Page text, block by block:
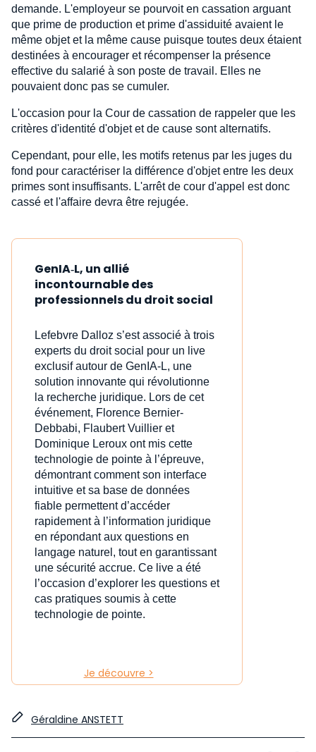
demande. L'employeur se pourvoit en cassation arguant
que prime de production et prime d'assiduité avaient le
même objet et la même cause puisque toutes deux étaient
destinées à encourager et récompenser la présence
effective du salarié à son poste de travail. Elles ne
pouvaient donc pas se cumuler.
L'occasion pour la Cour de cassation de rappeler que les
critères d'identité d'objet et de cause sont alternatifs.
Cependant, pour elle, les motifs retenus par les juges du
fond pour caractériser la différence d'objet entre les deux
primes sont insuffisants. L'arrêt de cour d'appel est donc
cassé et l'affaire devra être rejugée.
GenIA‑L, un allié
incontournable des
professionnels du droit social
Lefebvre Dalloz s’est associé à trois
experts du droit social pour un live
exclusif autour de GenIA‑L, une
solution innovante qui révolutionne
la recherche juridique. Lors de cet
événement, Florence Bernier-
Debbabi, Flaubert Vuillier et
Dominique Leroux ont mis cette
technologie de pointe à l’épreuve,
démontrant comment son interface
intuitive et sa base de données
fiable permettent d’accéder
rapidement à l’information juridique
en répondant aux questions en
langage naturel, tout en garantissant
une sécurité accrue. Ce live a été
l’occasion d’explorer les questions et
cas pratiques soumis à cette
technologie de pointe.
Je découvre >
Géraldine ANSTETT